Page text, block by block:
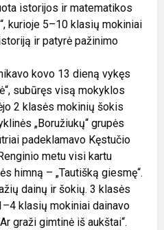
istorijos ir matematikos
kurioje 5–10 klasių mokiniai
ir patyrė pažinimo
kovo 13 dieną vykęs
subūręs visą mokyklos
2 klasės mokinių šokis
„Boružiukų“ grupės
padeklamavo Kęstučio
metu visi kartu
himną – „Tautišką giesmę“.
dainų ir šokių. 3 klasės
klasių mokiniai dainavo
graži gimtinė iš aukštai“.